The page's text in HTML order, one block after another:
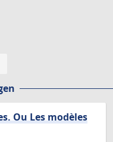
Ou Les modèles